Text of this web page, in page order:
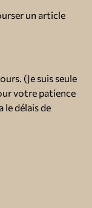
un article
(Je suis seule
votre patience
le délais de